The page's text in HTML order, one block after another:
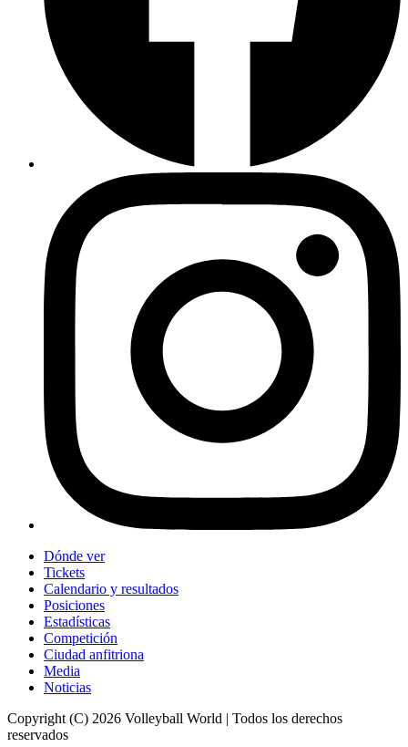
Dónde ver
Tickets
Calendario y resultados
Posiciones
Estadísticas
Competición
Ciudad anfitriona
Media
Noticias
Copyright (C) 2026 Volleyball World | Todos los derechos
reservados